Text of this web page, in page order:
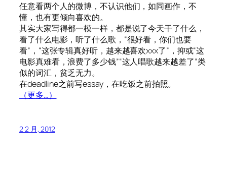
任意看两个人的微博，不认识他们，如同画作，不
懂，也有更倾向喜欢的。
其实大家写得都一模一样，都是说了今天干了什么，
看了什么电影，听了什么歌，“很好看，你们也要
看”，“这张专辑真好听，越来越喜欢xxx了”，抑或“这
电影真难看，浪费了多少钱”“这人唱歌越来越差了”类
似的词汇，贫乏无力。
在deadline之前写essay，在吃饭之前拍照。
（更多…）
2 2 月, 2012